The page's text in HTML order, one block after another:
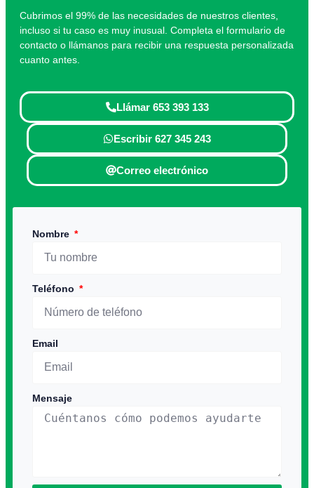
Cubrimos el 99% de las necesidades de nuestros clientes,
incluso si tu caso es muy inusual. Completa el formulario de
contacto o llámanos para recibir una respuesta personalizada
cuanto antes.
Llámar 653 393 133
Escribir 627 345 243
Correo electrónico
Nombre
Teléfono
Email
Mensaje